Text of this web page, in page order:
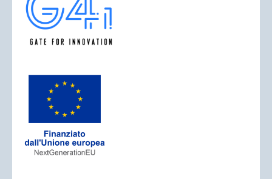
ACCEDI